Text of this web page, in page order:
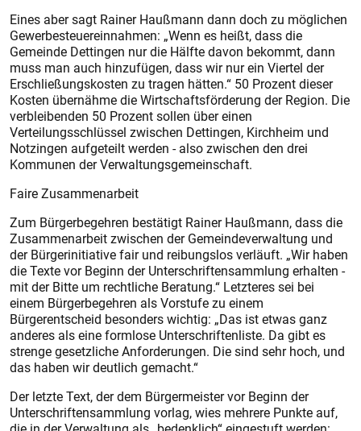
Eines aber sagt Rainer Haußmann dann doch zu möglichen
Gewerbesteuereinnahmen: „Wenn es heißt, dass die
Gemeinde Dettingen nur die Hälfte davon bekommt, dann
muss man auch hinzufügen, dass wir nur ein Viertel der
Erschließungskosten zu tragen hätten.“ 50 Prozent dieser
Kosten übernähme die Wirtschaftsförderung der Region. Die
verbleibenden 50 Prozent sollen über einen
Verteilungsschlüssel zwischen Dettingen, Kirchheim und
Notzingen aufgeteilt werden - also zwischen den drei
Kommunen der Verwaltungsgemeinschaft.
Faire Zusammenarbeit
Zum Bürgerbegehren bestätigt Rainer Haußmann, dass die
Zusammenarbeit zwischen der Gemeindeverwaltung und
der Bürgerinitiative fair und reibungslos verläuft. „Wir haben
die Texte vor Beginn der Unterschriftensammlung erhalten -
mit der Bitte um rechtliche Beratung.“ Letzteres sei bei
einem Bürgerbegehren als Vorstufe zu einem
Bürgerentscheid besonders wichtig: „Das ist etwas ganz
anderes als eine formlose Unterschriftenliste. Da gibt es
strenge gesetzliche Anforderungen. Die sind sehr hoch, und
das haben wir deutlich gemacht.“
Der letzte Text, der dem Bürgermeister vor Beginn der
Unterschriftensammlung vorlag, wies mehrere Punkte auf,